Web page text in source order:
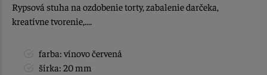
Rypsová stuha na ozdobenie torty, zabalenie darčeka,
kreatívne tvorenie,....
farba: vínovo červená
šírka: 20 mm